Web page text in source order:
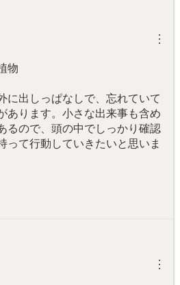
︙
物
に出しっぱなしで、忘れていて
あります。小さな出来事も含め
るので、頭の中でしっかり確認
って行動していきたいと思いま
︙